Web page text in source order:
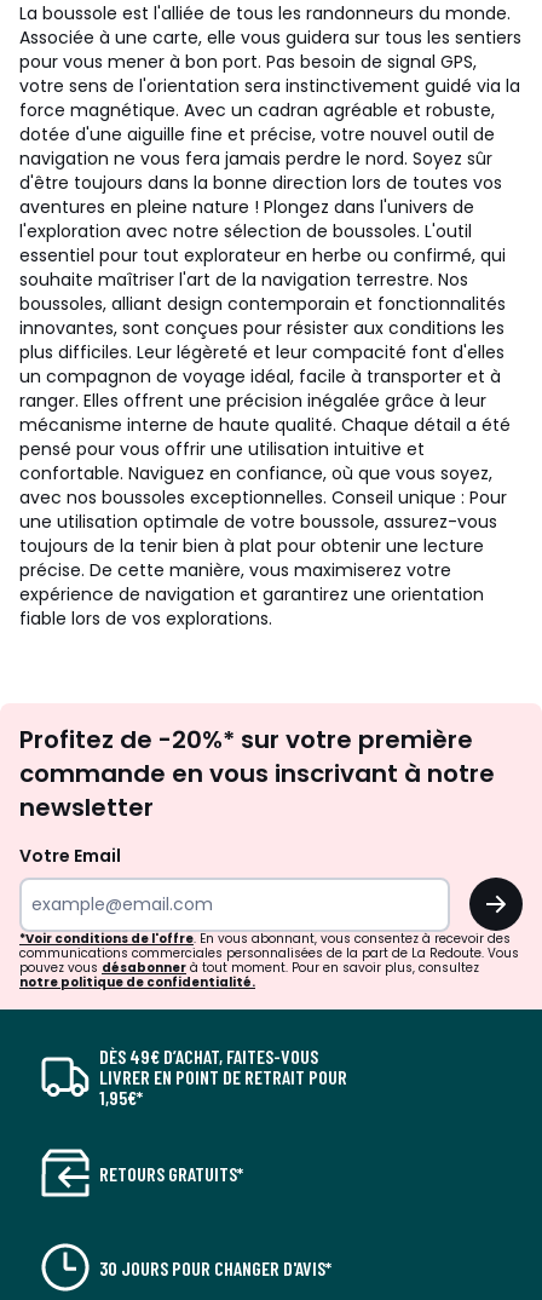
La boussole est l'alliée de tous les randonneurs du monde.
Associée à une carte, elle vous guidera sur tous les sentiers
pour vous mener à bon port. Pas besoin de signal GPS,
votre sens de l'orientation sera instinctivement guidé via la
force magnétique. Avec un cadran agréable et robuste,
dotée d'une aiguille fine et précise, votre nouvel outil de
navigation ne vous fera jamais perdre le nord. Soyez sûr
d'être toujours dans la bonne direction lors de toutes vos
aventures en pleine nature ! Plongez dans l'univers de
l'exploration avec notre sélection de boussoles. L'outil
essentiel pour tout explorateur en herbe ou confirmé, qui
souhaite maîtriser l'art de la navigation terrestre. Nos
boussoles, alliant design contemporain et fonctionnalités
innovantes, sont conçues pour résister aux conditions les
plus difficiles. Leur légèreté et leur compacité font d'elles
un compagnon de voyage idéal, facile à transporter et à
ranger. Elles offrent une précision inégalée grâce à leur
mécanisme interne de haute qualité. Chaque détail a été
pensé pour vous offrir une utilisation intuitive et
confortable. Naviguez en confiance, où que vous soyez,
avec nos boussoles exceptionnelles. Conseil unique : Pour
une utilisation optimale de votre boussole, assurez-vous
toujours de la tenir bien à plat pour obtenir une lecture
précise. De cette manière, vous maximiserez votre
expérience de navigation et garantirez une orientation
fiable lors de vos explorations.
newsletter
Profitez de -20%* sur votre première
commande en vous inscrivant à notre
newsletter
Votre Email
OK
*Voir conditions de l'offre. En vous abonnant, vous consentez à recevoir des
communications commerciales personnalisées de la part de La Redoute. Vous
pouvez vous désabonner à tout moment. Pour en savoir plus, consultez
notre politique de confidentialité.
DÈS 49€ D’ACHAT, FAITES-VOUS
LIVRER EN POINT DE RETRAIT POUR
1,95€*
RETOURS GRATUITS*
30 JOURS POUR CHANGER D'AVIS*